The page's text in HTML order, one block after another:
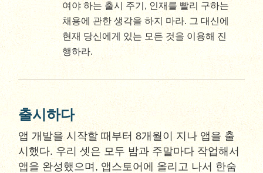
여야 하는 출시 주기, 인재를 빨리 구하는
채용에 관한 생각을 하지 마라. 그 대신에
현재 당신에게 있는 모든 것을 이용해 진
행하라.
출시하다
앱 개발을 시작할 때부터 8개월이 지나 앱을 출
시했다. 우리 셋은 모두 밤과 주말마다 작업해서
앱을 완성했으며, 앱스토어에 올리고 나서 한숨